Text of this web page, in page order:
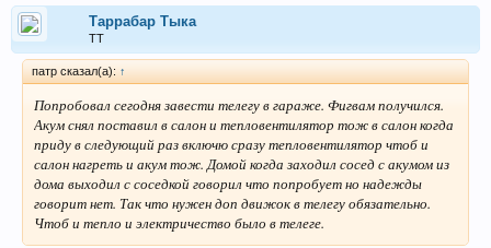
Таррабар Тыка
ТТ
патр сказал(а): ↑
Попробовал сегодня завести телегу в гараже. Фигвам получился.
Акум снял поставил в салон и тепловентилятор тож в салон когда
приду в следующий раз включю сразу тепловентилятор чтоб и
салон нагреть и акум тож. Домой когда заходил сосед с акумом из
дома выходил с соседкой говорил что попробует но надежды
говорит нет. Так что нужен доп движок в телегу обязательно.
Чтоб и тепло и электричество было в телеге.